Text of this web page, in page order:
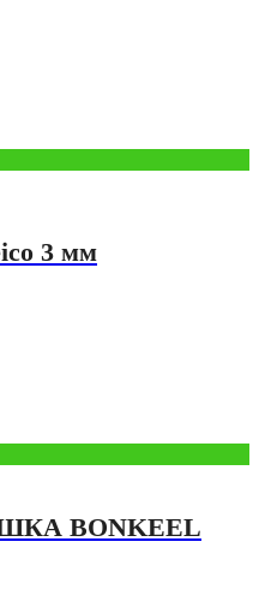
3 мм
BONKEEL